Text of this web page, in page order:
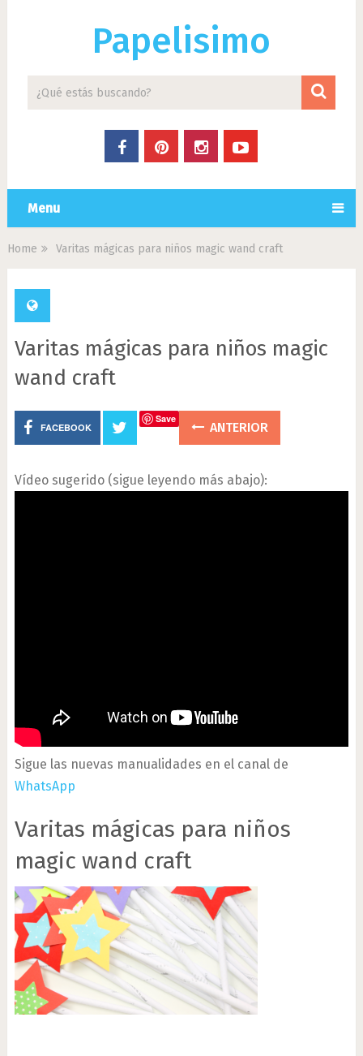
Papelisimo
Menu
Home Varitas mágicas para niños magic wand craft
Varitas mágicas para niños magic
wand craft
FACEBOOK
Save
ANTERIOR
Vídeo sugerido (sigue leyendo más abajo):
Sigue las nuevas manualidades en el canal de
WhatsApp
Varitas mágicas para niños
magic wand craft